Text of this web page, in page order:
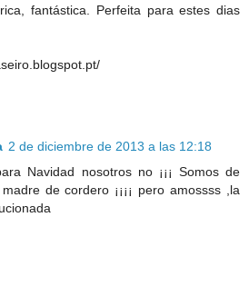
fantástica. Perfeita para estes dias
2 de diciembre de 2013 a las 12:18
Navidad nosotros no ¡¡¡ Somos de
de cordero ¡¡¡¡ pero amossss ,la